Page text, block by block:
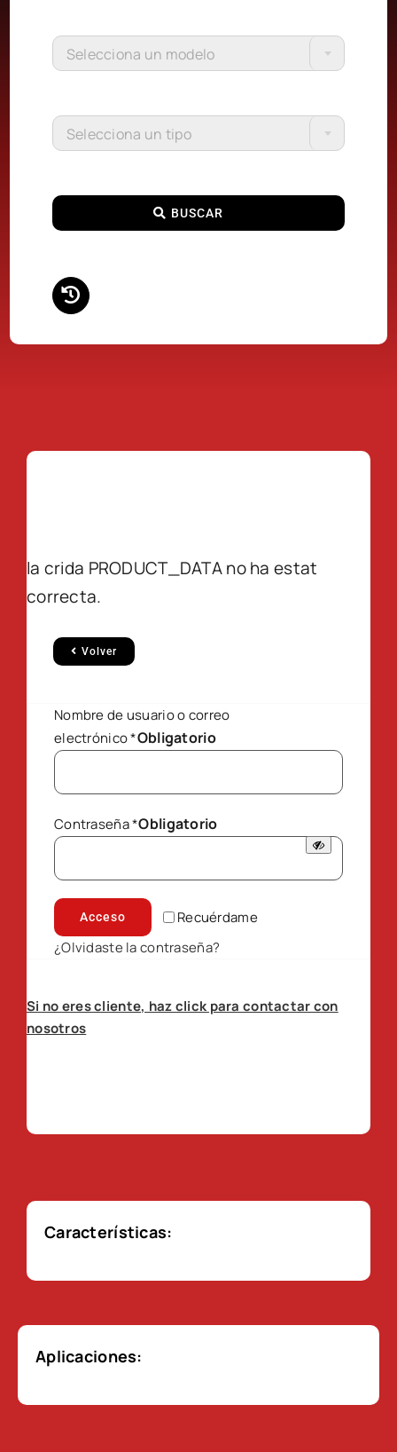
Selecciona un modelo
Selecciona un tipo
BUSCAR
la crida PRODUCT_DATA no ha estat
correcta.
Volver
Nombre de usuario o correo
electrónico*Obligatorio
Contraseña*Obligatorio
Recuérdame
Acceso
¿Olvidaste la contraseña?
Si no eres cliente, haz click para contactar con
nosotros
Características:
Aplicaciones: